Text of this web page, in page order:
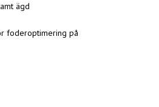
ägd
foderoptimering på